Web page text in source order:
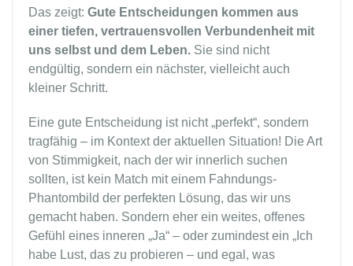
Das zeigt: Gute Entscheidungen kommen aus
einer tiefen, vertrauensvollen Verbundenheit mit
uns selbst und dem Leben. Sie sind nicht
endgültig, sondern ein nächster, vielleicht auch
kleiner Schritt.
Eine gute Entscheidung ist nicht „perfekt“, sondern
tragfähig – im Kontext der aktuellen Situation! Die Art
von Stimmigkeit, nach der wir innerlich suchen
sollten, ist kein Match mit einem Fahndungs-
Phantombild der perfekten Lösung, das wir uns
gemacht haben. Sondern eher ein weites, offenes
Gefühl eines inneren „Ja“ – oder zumindest ein „Ich
habe Lust, das zu probieren – und egal, was